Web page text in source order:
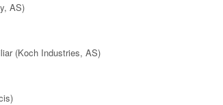
AS)
(Koch Industries, AS)